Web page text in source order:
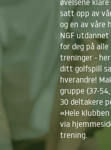
satt opp av
og en av våre
NGF
for deg på
treninger -
ditt golfspill
hverandre!
gruppe (37-
30 deltakere
«Hele
via
trening.